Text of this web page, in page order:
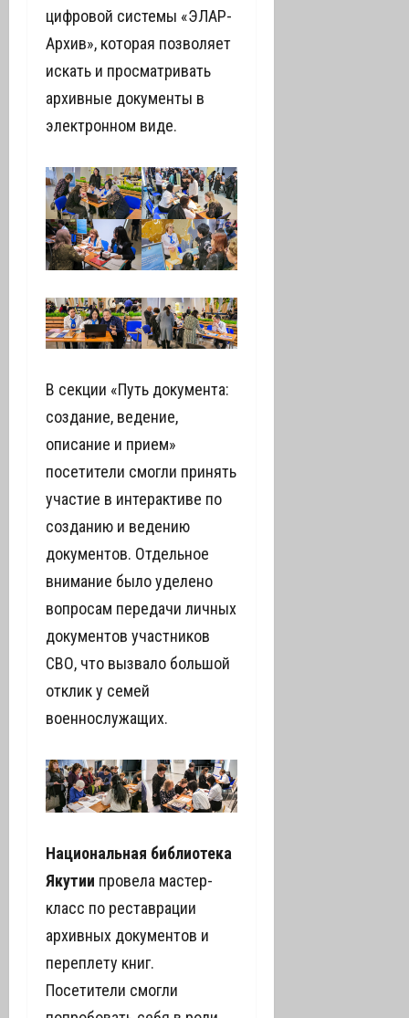
цифровой системы «ЭЛАР-
Архив», которая позволяет
искать и просматривать
архивные документы в
электронном виде.
В секции «Путь документа:
создание, ведение,
описание и прием»
посетители смогли принять
участие в интерактиве по
созданию и ведению
документов. Отдельное
внимание было уделено
вопросам передачи личных
документов участников
СВО, что вызвало большой
отклик у семей
военнослужащих.
Национальная библиотека
Якутии провела мастер-
класс по реставрации
архивных документов и
переплету книг.
Посетители смогли